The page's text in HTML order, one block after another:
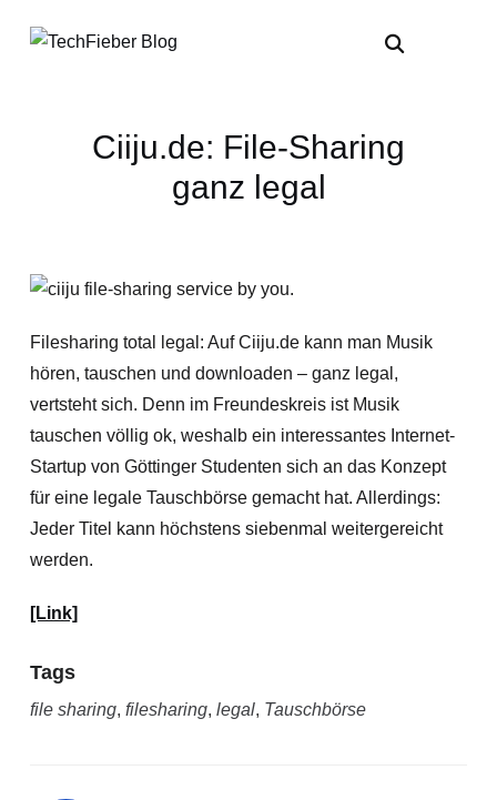
Ciiju.de: File-Sharing
ganz legal
Filesharing total legal: Auf Ciiju.de kann man Musik
hören, tauschen und downloaden – ganz legal,
vertsteht sich. Denn im Freundeskreis ist Musik
tauschen völlig ok, weshalb ein interessantes Internet-
Startup von Göttinger Studenten sich an das Konzept
für eine legale Tauschbörse gemacht hat. Allerdings:
Jeder Titel kann höchstens siebenmal weitergereicht
werden.
[Link]
Tags
file sharing, filesharing, legal, Tauschbörse